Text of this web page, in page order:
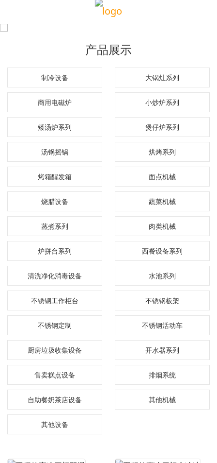
产品展示
制冷设备 大锅灶系列
商用电磁炉 小炒炉系列
矮汤炉系列 煲仔炉系列
汤锅摇锅 烘烤系列
烤箱醒发箱 面点机械
烧腊设备 蔬菜机械
蒸煮系列 肉类机械
炉拼台系列 西餐设备系列
清洗净化消毒设备 水池系列
不锈钢工作柜台 不锈钢板架
不锈钢定制 不锈钢活动车
厨房垃圾收集设备 开水器系列
售卖糕点设备 排烟系统
自助餐奶茶店设备 其他机械
其他设备